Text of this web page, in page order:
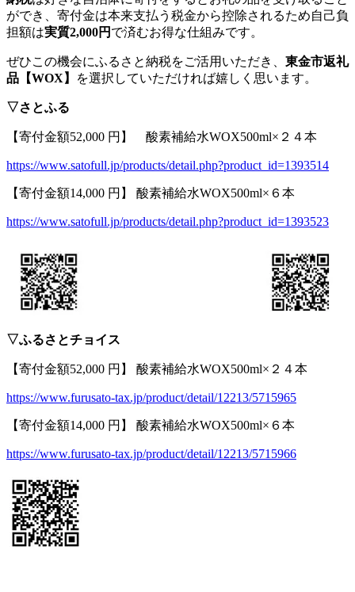
ができ、寄付金は本来支払う税金から控除されるため自己負
担額は実質2,000円 で済むお得な仕組みです。
ぜひこの機会にふるさと納税をご活用いただき、 東金市返礼
品【WOX】
を選択していただければ嬉しく思います。
▽さとふる
【寄付金額52,000 円】 酸素補給水WOX500ml×２４本
https://www.satofull.jp/products/detail.php?product_id=1393514
【寄付金額14,000 円】 酸素補給水WOX500ml×６本
https://www.satofull.jp/products/detail.php?product_id=1393523
▽ふるさとチョイス
【寄付金額52,000 円】 酸素補給水WOX500ml×２４本
https://www.furusato-tax.jp/product/detail/12213/5715965
【寄付金額14,000 円】 酸素補給水WOX500ml×６本
https://www.furusato-tax.jp/product/detail/12213/5715966